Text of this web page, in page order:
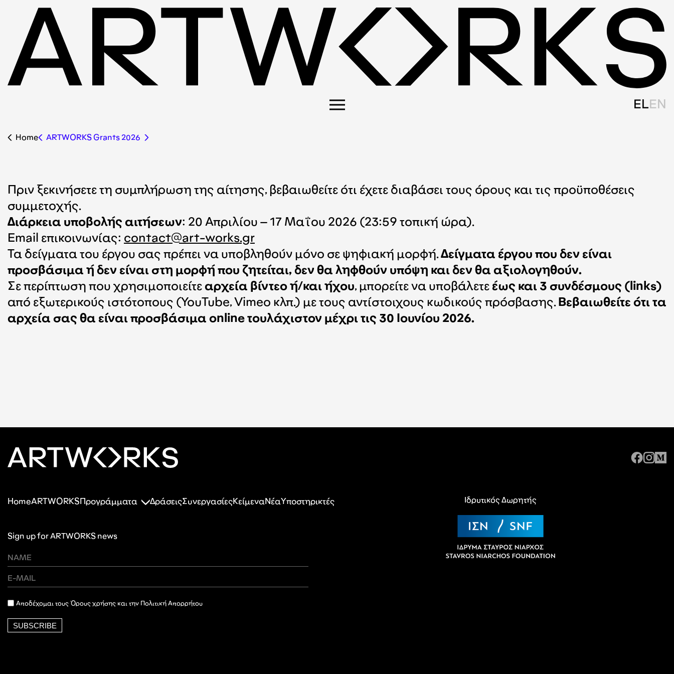
EL EN
Home ARTWORKS Grants 2026
Πριν ξεκινήσετε τη συμπλήρωση της αίτησης, βεβαιωθείτε ότι έχετε διαβάσει τους όρους και τις προϋποθέσεις
συμμετοχής.
Διάρκεια υποβολής αιτήσεων: 20 Απριλίου – 17 Μαΐου 2026 (23:59 τοπική ώρα).
Email επικοινωνίας: contact@art-works.gr
Τα δείγματα του έργου σας πρέπει να υποβληθούν μόνο σε ψηφιακή μορφή.Δείγματα έργου που δεν είναι
προσβάσιμα ή δεν είναι στη μορφή που ζητείται, δεν θα ληφθούν υπόψη και δεν θα αξιολογηθούν.
Σε περίπτωση που χρησιμοποιείτε αρχεία βίντεο ή/και ήχου, μπορείτε να υποβάλετε έως και 3 συνδέσμους (links)
από εξωτερικούς ιστότοπους (YouTube, Vimeo κλπ.) με τους αντίστοιχους κωδικούς πρόσβασης. Βεβαιωθείτε ότι τα
αρχεία σας θα είναι προσβάσιμα online τουλάχιστον μέχρι τις 30 Ιουνίου 2026.
HomeARTWORKSΠρογράμματα ΔράσειςΣυνεργασίεςΚείμεναNέαΥποστηρικτές
Sign up for ARTWORKS news
Αποδέχομαι τους Όρους χρήσης και την Πολιτική Απορρήτου
SUBSCRIBE
Ιδρυτικός Δωρητής